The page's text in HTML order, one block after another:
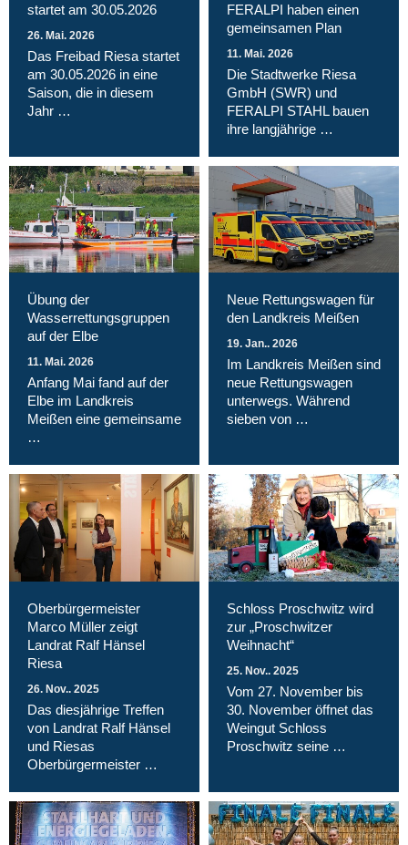
startet am 30.05.2026
26. Mai. 2026
Das Freibad Riesa startet
am 30.05.2026 in eine
Saison, die in diesem
Jahr …
FERALPI haben einen
gemeinsamen Plan
11. Mai. 2026
Die Stadtwerke Riesa
GmbH (SWR) und
FERALPI STAHL bauen
ihre langjährige …
Übung der
Wasserrettungsgruppen
auf der Elbe
11. Mai. 2026
Anfang Mai fand auf der
Elbe im Landkreis
Meißen eine gemeinsame
…
Neue Rettungswagen für
den Landkreis Meißen
19. Jan.. 2026
Im Landkreis Meißen sind
neue Rettungswagen
unterwegs. Während
sieben von …
Oberbürgermeister
Marco Müller zeigt
Landrat Ralf Hänsel
Riesa
26. Nov.. 2025
Das diesjährige Treffen
von Landrat Ralf Hänsel
und Riesas
Oberbürgermeister …
Schloss Proschwitz wird
zur „Proschwitzer
Weihnacht“
25. Nov.. 2025
Vom 27. November bis
30. November öffnet das
Weingut Schloss
Proschwitz seine …